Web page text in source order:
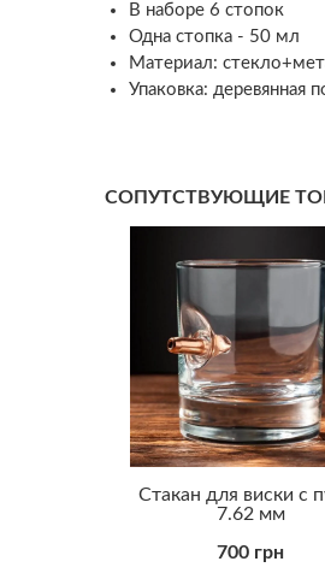
В наборе 6 стопок
Одна стопка - 50 мл
Материал:
Упаковка: деревянная
СОПУТСТВУЮЩИЕ
Стакан для виски с
7.62 мм
700 грн